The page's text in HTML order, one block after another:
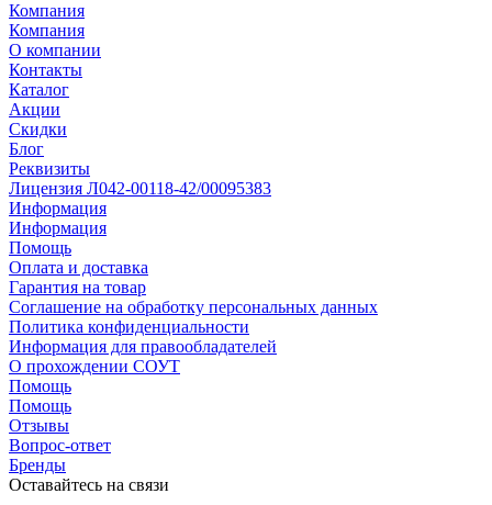
Компания
Компания
О компании
Контакты
Каталог
Акции
Скидки
Блог
Реквизиты
Лицензия Л042-00118-42/00095383
Информация
Информация
Помощь
Оплата и доставка
Гарантия на товар
Соглашение на обработку персональных данных
Политика конфиденциальности
Информация для правообладателей
О прохождении СОУТ
Помощь
Помощь
Отзывы
Вопрос-ответ
Бренды
Оставайтесь на связи